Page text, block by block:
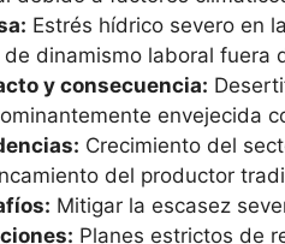
Estrés hídrico severo en
dinamismo laboral fuera
y consecuencia:
envejecida
Crecimiento del
del productor
Mitigar la escasez
Planes estrictos de